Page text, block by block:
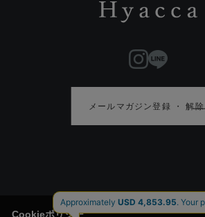
メールマガジン登録 ・ 解除
Cookieポリシー